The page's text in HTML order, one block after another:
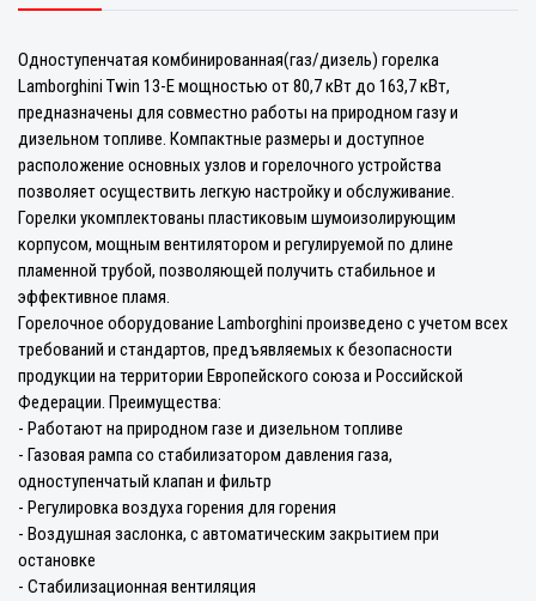
Одноступенчатая комбинированная(газ/дизель) горелка
Lamborghini Twin 13-E мощностью от 80,7 кВт до 163,7 кВт,
предназначены для совместно работы на природном газу и
дизельном топливе. Компактные размеры и доступное
расположение основных узлов и горелочного устройства
позволяет осуществить легкую настройку и обслуживание.
Горелки укомплектованы пластиковым шумоизолирующим
корпусом, мощным вентилятором и регулируемой по длине
пламенной трубой, позволяющей получить стабильное и
эффективное пламя.
Горелочное оборудование Lamborghini произведено с учетом всех
требований и стандартов, предъявляемых к безопасности
продукции на территории Европейского союза и Российской
Федерации. Преимущества:
- Работают на природном газе и дизельном топливе
- Газовая рампа со стабилизатором давления газа,
одноступенчатый клапан и фильтр
- Регулировка воздуха горения для горения
- Воздушная заслонка, с автоматическим закрытием при
остановке
- Стабилизационная вентиляция